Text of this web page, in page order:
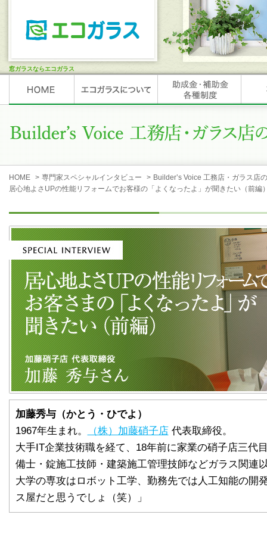
窓ガラスならエコガラス
HOME > 専門家スペシャルインタビュー > Builder’s Voice 工務店・ガラス店
居心地よさUPの性能リフォームでお客様の「よくなったよ」が聞きたい（前編
加藤秀与（かとう・ひでよ）
1967年生まれ。
（株）加藤硝子店代表取締役。
大手IT企業技術職を経て、18年前に家業の硝子店三代
備士・錠施工技師・建築施工管理技師などガラス関連
大学の専攻はロボット工学、勤務先では人工知能の開
ス屋だと思うでしょ（笑）」